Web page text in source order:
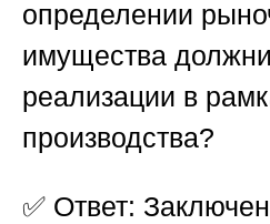
определении
имущества
реализации в
производства?
✅ Ответ: